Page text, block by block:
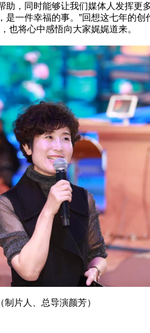
助，同时能够让我们媒体人发挥更
一件幸福的事。”回想这七年的创
也将心中感悟向大家娓娓道来。
（制片人、总导演颜芳）